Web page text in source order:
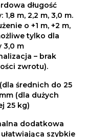
długość
1,8 m, 2,2 m, 3,0 m.
o +1 m, +2 m,
tylko dla
3,0 m
– brak
zwrotu).
średnich do 25
(dla dużych
25 kg)
dodatkowa
szybkie